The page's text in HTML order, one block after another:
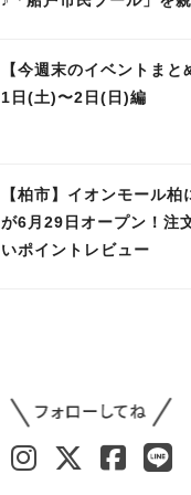
【今週末のイベントまと
1日(土)〜2日(日)編
【柏市】イオンモール柏
が6月29日オープン！注
いポイントレビュー